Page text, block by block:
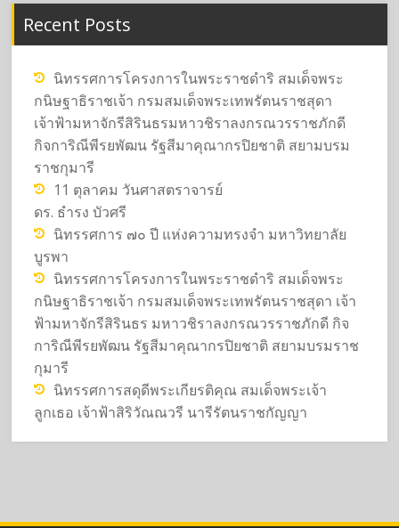
Recent Posts
นิทรรศการโครงการในพระราชดำริ สมเด็จพระ
กนิษฐาธิราชเจ้า กรมสมเด็จพระเทพรัตนราชสุดา
เจ้าฟ้ามหาจักรีสิรินธรมหาวชิราลงกรณวรราชภักดี
กิจการิณีพีรยพัฒน รัฐสีมาคุณากรปิยชาติ สยามบรม
ราชกุมารี
11 ตุลาคม วันศาสตราจารย์
ดร. ธำรง บัวศรี
นิทรรศการ ๗๐ ปี แห่งความทรงจำ มหาวิทยาลัย
บูรพา
นิทรรศการโครงการในพระราชดำริ สมเด็จพระ
กนิษฐาธิราชเจ้า กรมสมเด็จพระเทพรัตนราชสุดา เจ้า
ฟ้ามหาจักรีสิรินธร มหาวชิราลงกรณวรราชภักดี กิจ
การิณีพีรยพัฒน รัฐสีมาคุณากรปิยชาติ สยามบรมราช
กุมารี
นิทรรศการสดุดีพระเกียรติคุณ สมเด็จพระเจ้า
ลูกเธอ เจ้าฟ้าสิริวัณณวรี นารีรัตนราชกัญญา